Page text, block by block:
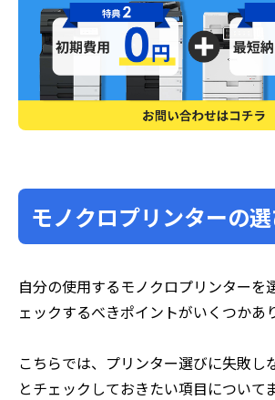
モノクロプリンターの
自分の使用するモノクロプリンターを
ェックするべきポイントがいくつかあ
こちらでは、プリンター選びに失敗し
とチェックしておきたい項目について